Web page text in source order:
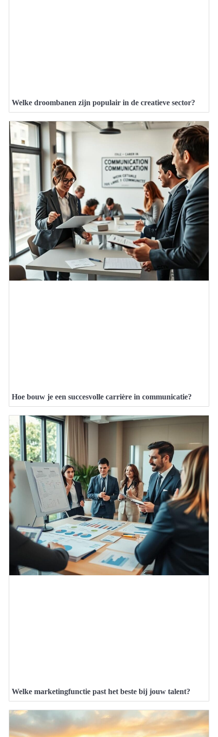
Welke droombanen zijn populair in de creatieve sector?
Hoe bouw je een succesvolle carrière in communicatie?
Welke marketingfunctie past het beste bij jouw talent?